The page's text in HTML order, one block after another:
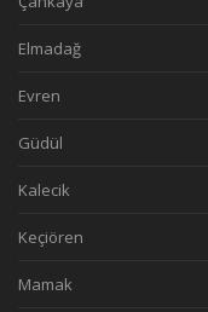
Elmadağ
Evren
Güdül
Kalecik
Keçiören
Mamak